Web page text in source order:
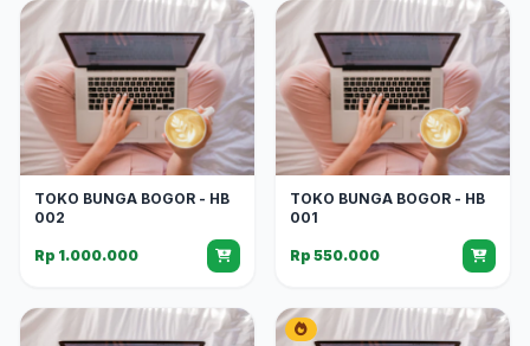
TOKO BUNGA BOGOR - HB
002
Rp 1.000.000
TOKO BUNGA BOGOR - HB
001
Rp 550.000